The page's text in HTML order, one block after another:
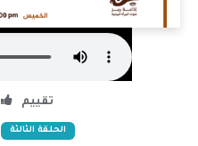
تقييم
الحلقة الثالثة